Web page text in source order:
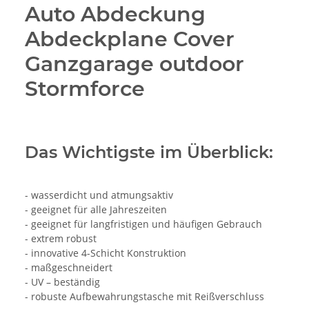
Auto Abdeckung
Abdeckplane Cover
Ganzgarage outdoor
Stormforce
Das Wichtigste im Überblick:
- wasserdicht und atmungsaktiv
- geeignet für alle Jahreszeiten
- geeignet für langfristigen und häufigen Gebrauch
- extrem robust
- innovative 4-Schicht Konstruktion
- maßgeschneidert
- UV – beständig
- robuste Aufbewahrungstasche mit Reißverschluss